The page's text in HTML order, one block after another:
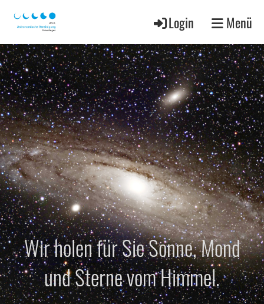
Login Menü
Wir holen für Sie Sonne, Mond
und Sterne vom Himmel.